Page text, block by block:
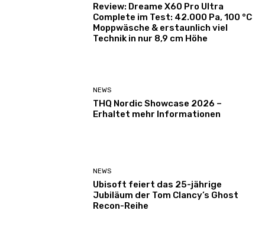
Review: Dreame X60 Pro Ultra
Complete im Test: 42.000 Pa, 100 °C
Moppwäsche & erstaunlich viel
Technik in nur 8,9 cm Höhe
NEWS
THQ Nordic Showcase 2026 –
Erhaltet mehr Informationen
NEWS
Ubisoft feiert das 25-jährige
Jubiläum der Tom Clancy’s Ghost
Recon-Reihe